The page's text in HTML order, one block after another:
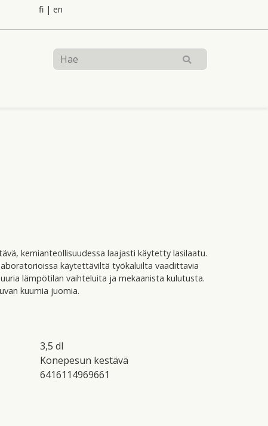
fi | en
kemianteollisuudessa laajasti käytetty lasilaatu.
käytettäviltä työkaluilta vaadittavia
lämpötilan vaihteluita ja mekaanista kulutusta.
kuumia juomia.
3,5 dl
Konepesun kestävä
6416114969661